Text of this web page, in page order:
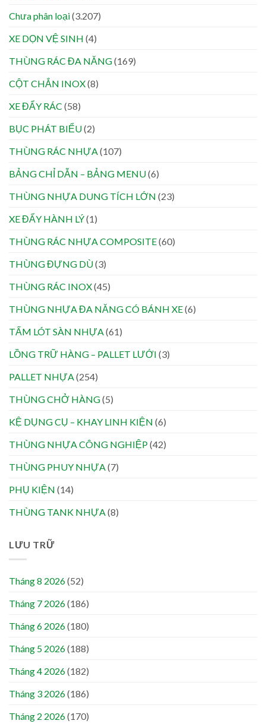
Chưa phân loại(3.207)
XE DỌN VỆ SINH (4)
THÙNG RÁC ĐA NĂNG(169)
CỘT CHẮN INOX(8)
XE ĐẨY RÁC (58)
BỤC PHÁT BIỂU(2)
THÙNG RÁC NHỰA(107)
BẢNG CHỈ DẪN – BẢNG MENU(6)
THÙNG NHỰA DUNG TÍCH LỚN (23)
XE ĐẨY HÀNH LÝ(1)
THÙNG RÁC NHỰA COMPOSITE(60)
THÙNG ĐỰNG DÙ(3)
THÙNG RÁC INOX(45)
THÙNG NHỰA ĐA NĂNG CÓ BÁNH XE(6)
TẤM LÓT SÀN NHỰA(61)
LỒNG TRỮ HÀNG – PALLET LƯỚI (3)
PALLET NHỰA(254)
THÙNG CHỞ HÀNG(5)
KỆ DỤNG CỤ – KHAY LINH KIỆN (6)
THÙNG NHỰA CÔNG NGHIỆP(42)
THÙNG PHUY NHỰA(7)
PHỤ KIỆN (14)
THÙNG TANK NHỰA(8)
LƯU TRỮ
Tháng 8 2026(52)
Tháng 7 2026(186)
Tháng 6 2026(180)
Tháng 5 2026(188)
Tháng 4 2026(182)
Tháng 3 2026(186)
Tháng 2 2026(170)